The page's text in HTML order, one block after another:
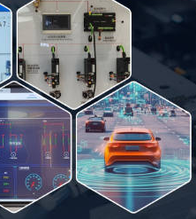
直流继电器传感器
电气传动与控制
仪器仪表
开关